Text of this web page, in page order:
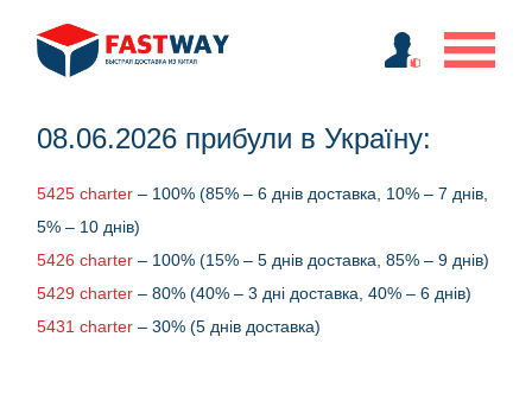
08.06.2026 прибули в Україну:
5425 charter – 100% (85% – 6 днів доставка, 10% – 7 днів,
5% – 10 днів)
5426 charter – 100% (15% – 5 днів доставка, 85% – 9 днів)
5429 charter – 80% (40% – 3 дні доставка, 40% – 6 днів)
5431 charter – 30% (5 днів доставка)